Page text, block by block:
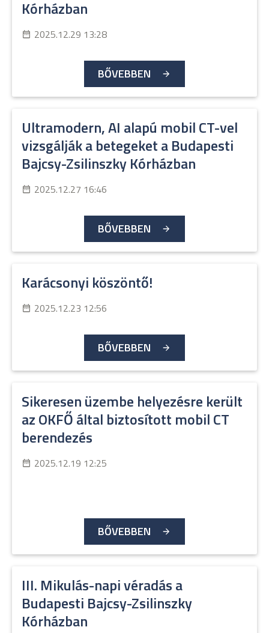
Kórházban
2025.12.29 13:28
BŐVEBBEN
Ultramodern, AI alapú mobil CT-vel
vizsgálják a betegeket a Budapesti
Bajcsy-Zsilinszky Kórházban
2025.12.27 16:46
BŐVEBBEN
Karácsonyi köszöntő!
2025.12.23 12:56
BŐVEBBEN
Sikeresen üzembe helyezésre került
az OKFŐ által biztosított mobil CT
berendezés
2025.12.19 12:25
BŐVEBBEN
III. Mikulás-napi véradás a
Budapesti Bajcsy-Zsilinszky
Kórházban